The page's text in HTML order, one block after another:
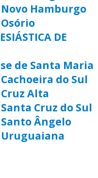
Hamburgo
DE
de Santa Maria
do Sul
Alta
Cruz do Sul
Ângelo
Uruguaiana